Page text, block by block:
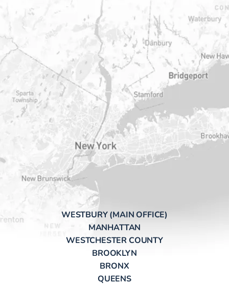
WESTBURY (MAIN OFFICE)
MANHATTAN
WESTCHESTER COUNTY
BROOKLYN
BRONX
QUEENS